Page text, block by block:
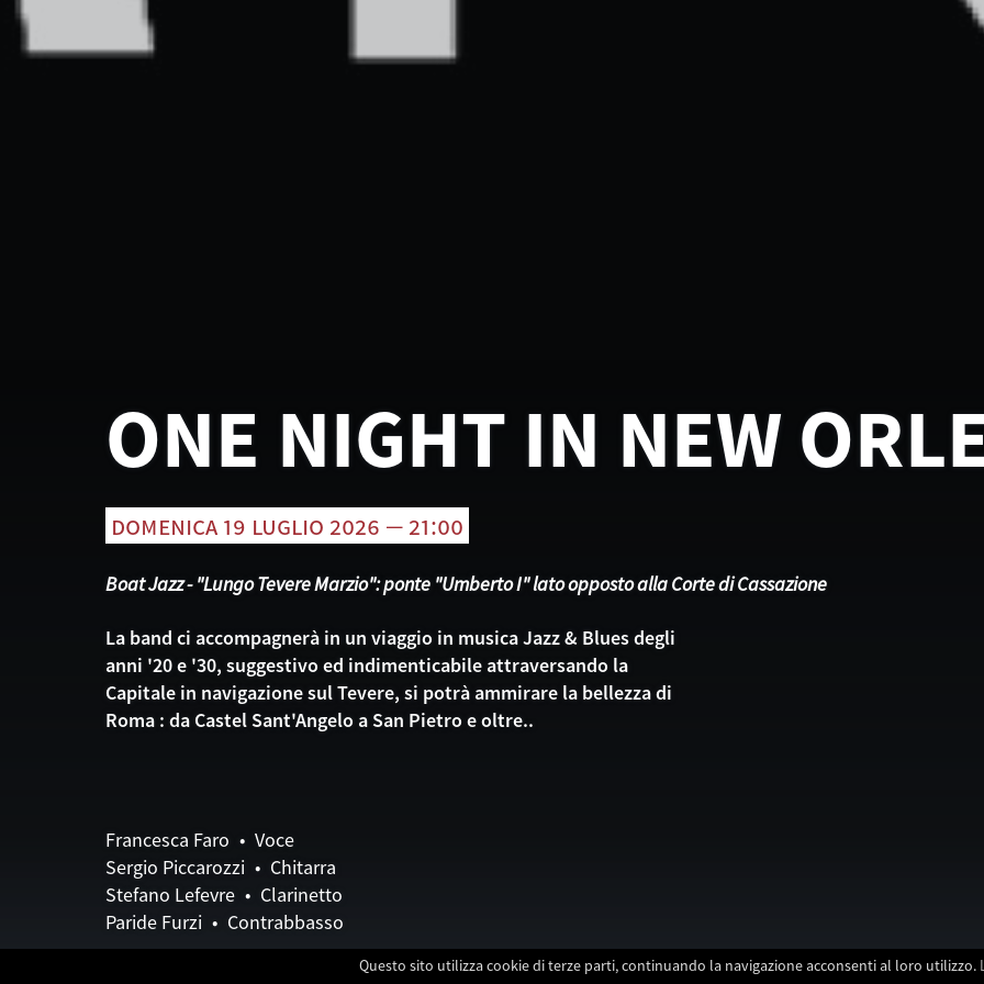
ONE NIGHT IN NEW
domenica 19 luglio 2026 — 21:00
Boat Jazz - "Lungo Tevere Marzio": ponte "Umberto I" lato opposto alla Corte di Cassazione
La band ci accompagnerà in un viaggio in musica Jazz & Blues degli
anni '20 e '30, suggestivo ed indimenticabile attraversando la
Capitale in navigazione sul Tevere, si potrà ammirare la bellezza di
Roma : da Castel Sant'Angelo a San Pietro e oltre..
Francesca Faro • Voce
Sergio Piccarozzi • Chitarra
Stefano Lefevre • Clarinetto
Paride Furzi • Contrabbasso
Questo sito utilizza cookie di terze parti, continuando la navigazione acconsenti al loro utilizzo.